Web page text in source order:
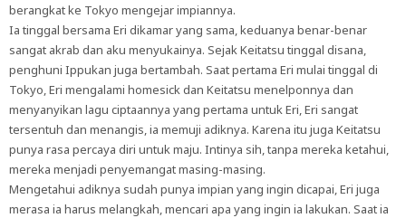
berangkat ke Tokyo mengejar impiannya.
Ia tinggal bersama Eri dikamar yang sama, keduanya benar-benar
sangat akrab dan aku menyukainya. Sejak Keitatsu tinggal disana,
penghuni Ippukan juga bertambah. Saat pertama Eri mulai tinggal di
Tokyo, Eri mengalami homesick dan Keitatsu menelponnya dan
menyanyikan lagu ciptaannya yang pertama untuk Eri, Eri sangat
tersentuh dan menangis, ia memuji adiknya. Karena itu juga Keitatsu
punya rasa percaya diri untuk maju. Intinya sih, tanpa mereka ketahui,
mereka menjadi penyemangat masing-masing.
Mengetahui adiknya sudah punya impian yang ingin dicapai, Eri juga
merasa ia harus melangkah, mencari apa yang ingin ia lakukan. Saat ia